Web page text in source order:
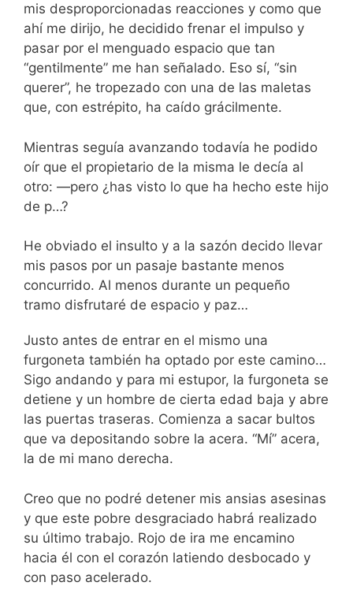
mis desproporcionadas reacciones y como que
ahí me dirijo, he decidido frenar el impulso y
pasar por el menguado espacio que tan
“gentilmente” me han señalado. Eso sí, “sin
querer”, he tropezado con una de las maletas
que, con estrépito, ha caído grácilmente.
Mientras seguía avanzando todavía he podido
oír que el propietario de la misma le decía al
otro: —pero ¿has visto lo que ha hecho este hijo
de p…?
He obviado el insulto y a la sazón decido llevar
mis pasos por un pasaje bastante menos
concurrido. Al menos durante un pequeño
tramo disfrutaré de espacio y paz…
Justo antes de entrar en el mismo una
furgoneta también ha optado por este camino…
Sigo andando y para mi estupor, la furgoneta se
detiene y un hombre de cierta edad baja y abre
las puertas traseras. Comienza a sacar bultos
que va depositando sobre la acera. “Mí” acera,
la de mi mano derecha.
Creo que no podré detener mis ansias asesinas
y que este pobre desgraciado habrá realizado
su último trabajo. Rojo de ira me encamino
hacia él con el corazón latiendo desbocado y
con paso acelerado.